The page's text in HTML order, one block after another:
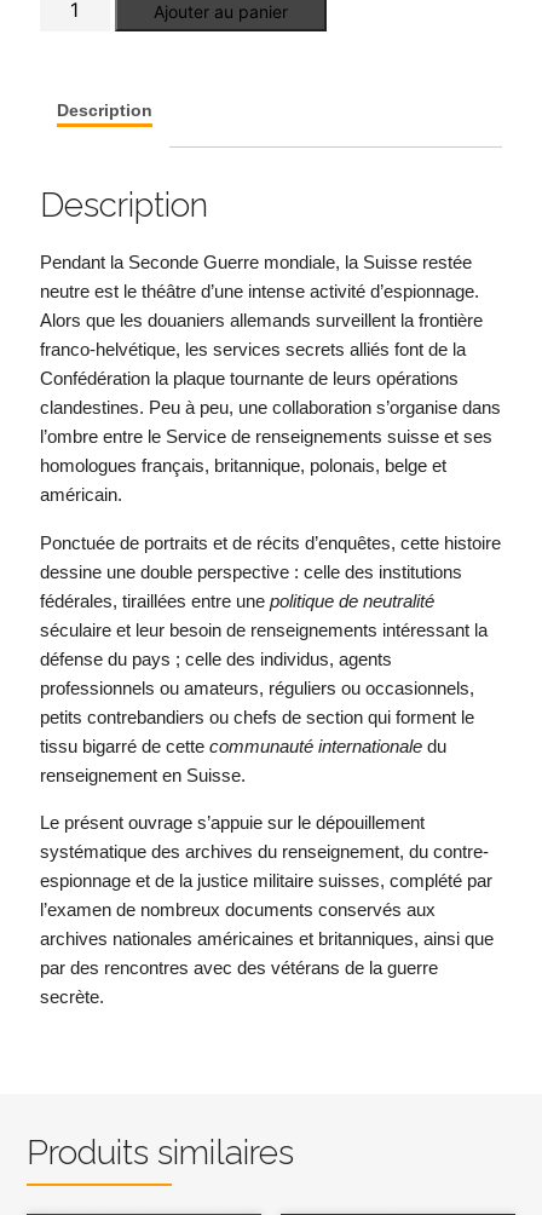
Ajouter au panier
Description
Description
Pendant la Seconde Guerre mondiale, la Suisse restée
neutre est le théâtre d’une intense activité d’espionnage.
Alors que les douaniers allemands surveillent la frontière
franco-helvétique, les services secrets alliés font de la
Confédération la plaque tournante de leurs opérations
clandestines. Peu à peu, une collaboration s’organise dans
l’ombre entre le Service de renseignements suisse et ses
homologues français, britannique, polonais, belge et
américain.
Ponctuée de portraits et de récits d’enquêtes, cette histoire
dessine une double perspective : celle des institutions
fédérales, tiraillées entre une politique de neutralité
séculaire et leur besoin de renseignements intéressant la
défense du pays ; celle des individus, agents
professionnels ou amateurs, réguliers ou occasionnels,
petits contrebandiers ou chefs de section qui forment le
tissu bigarré de cette communauté internationaledu
renseignement en Suisse.
Le présent ouvrage s’appuie sur le dépouillement
systématique des archives du renseignement, du contre-
espionnage et de la justice militaire suisses, complété par
l’examen de nombreux documents conservés aux
archives nationales américaines et britanniques, ainsi que
par des rencontres avec des vétérans de la guerre
secrète.
Produits similaires